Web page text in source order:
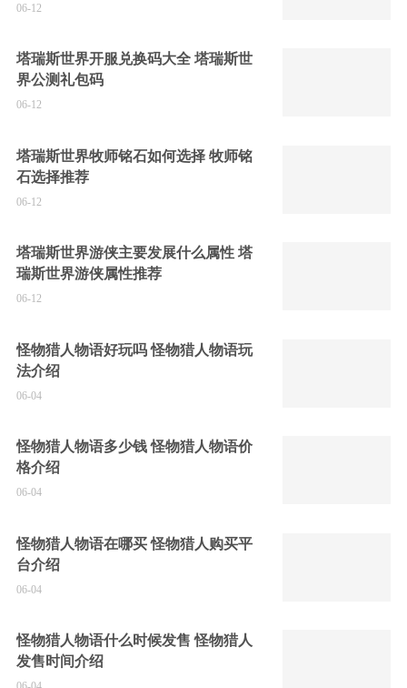
06-12
塔瑞斯世界开服兑换码大全 塔瑞斯世
界公测礼包码
06-12
塔瑞斯世界牧师铭石如何选择 牧师铭
石选择推荐
06-12
塔瑞斯世界游侠主要发展什么属性 塔
瑞斯世界游侠属性推荐
06-12
怪物猎人物语好玩吗 怪物猎人物语玩
法介绍
06-04
怪物猎人物语多少钱 怪物猎人物语价
格介绍
06-04
怪物猎人物语在哪买 怪物猎人购买平
台介绍
06-04
怪物猎人物语什么时候发售 怪物猎人
发售时间介绍